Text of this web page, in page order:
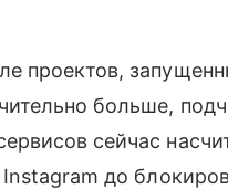
проектов,
больше,
сейчас
до